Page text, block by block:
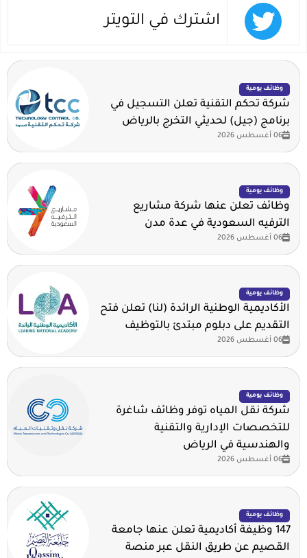
اشترك في التويتر
وظائف يومية
شركة تحكم التقنية تعلن التسجيل في
برنامج (جيل) لحديثي التخرج بالرياض
06 أغسطس 2026
وظائف يومية
وظائف تعلن عنها شركة مشاريع
الترفيه السعودية في عدة مدن
06 أغسطس 2026
وظائف يومية
الأكاديمية الوطنية الرائدة (لنا) تعلن فتح
التقديم على دبلوم مبتدئ بالتوظيف
06 أغسطس 2026
وظائف يومية
شركة نقل المياه توفر وظائف شاغرة
للتخصصات الإدارية والتقنية
والهندسية في الرياض
06 أغسطس 2026
وظائف يومية
147 وظيفة أكاديمية تعلن عنها جامعة
القصيم عن طريق النقل عبر منصة